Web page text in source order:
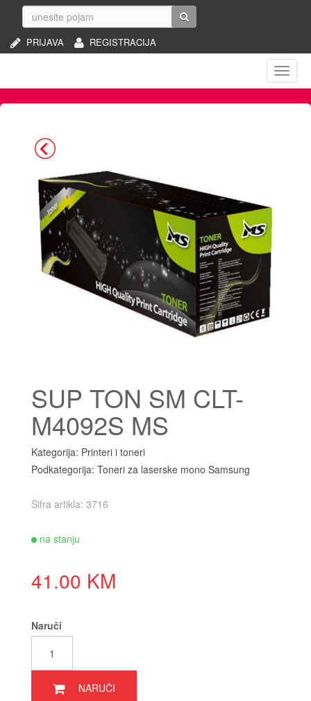
REGISTRACIJA
PRIJAVA
SUP TON SM CLT-
M4092S MS
Kategorija: Printeri i toneri
Podkategorija: Toneri za laserske mono Samsung
Šifra artikla: 3716
na stanju
41.00 KM
Naruči
NARUČI